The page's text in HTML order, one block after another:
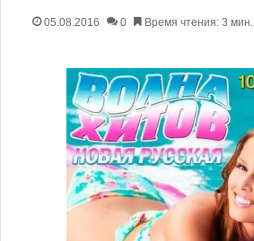
05.08.2016 0 Время чтения: 3 мин.